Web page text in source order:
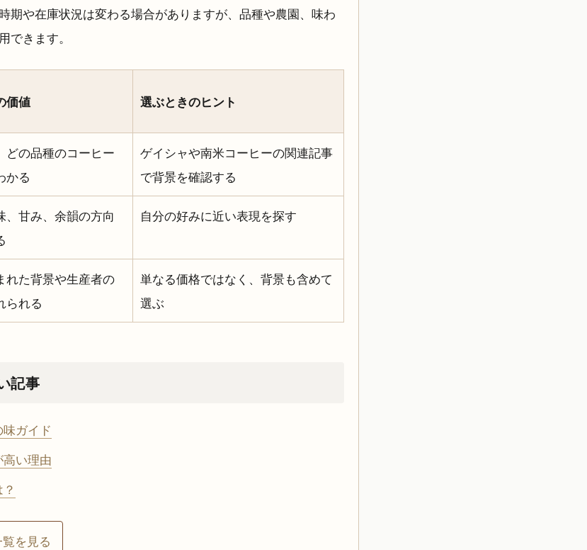
期や在庫状況は変わる場合がありますが、品種や農園、味わ
できます。
価値 選ぶときのヒント
どの品種のコーヒー
かる
ゲイシャや南米コーヒーの関連記事
で背景を確認する
、甘み、余韻の方向
自分の好みに近い表現を探す
れた背景や生産者の
られる
単なる価格ではなく、背景も含めて
選ぶ
記事
ガイド
い理由
を見る